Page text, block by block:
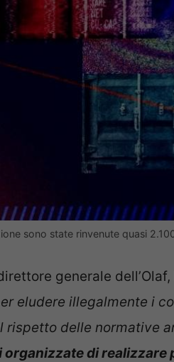
sono state rinvenute quasi
generale
eludere illegalmente i
rispetto delle normative
organizzate di realizzare